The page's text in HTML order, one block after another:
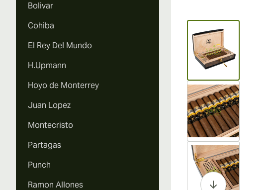
Bolivar
Cohiba
El Rey Del Mundo
H.Upmann
Hoyo de Monterrey
Juan Lopez
Montecristo
Partagas
Punch
Ramon Allones
View larger
View larger
View larger